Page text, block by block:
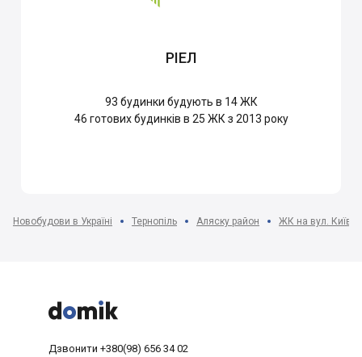
РІЕЛ
93 будинки будують в 14 ЖК
46 готових будинків в 25 ЖК з 2013 року
Новобудови в Україні Тернопіль Аляску район ЖК на вул.



Дзвонити +380(98) 656 34 02